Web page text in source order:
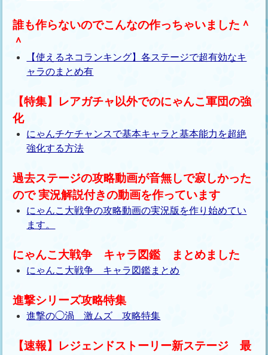
誰も作らないのでこんなの作っちゃいました＾
＾
【使えるネコランキング】各ステージで超有効なキ
ャラのまとめ有
【特集】レアガチャ以外でのにゃんこ軍団の強
化
にゃんチケチャンスで基本キャラと基本能力を超絶
強化する方法
過去ステージの攻略動画が音無しで寂しかった
ので 実況解説付きの動画を作っています
にゃんこ大戦争の攻略動画の実況版を作り始めてい
ます。
にゃんこ大戦争 キャラ図鑑 まとめました
にゃんこ大戦争 キャラ図鑑まとめ
進撃シリーズ攻略特集
進撃の◯渦 激ムズ 攻略特集
【速報】レジェンドストーリー新ステージ 最